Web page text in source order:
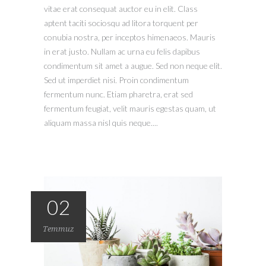
vitae erat consequat auctor eu in elit. Class
aptent taciti sociosqu ad litora torquent per
conubia nostra, per inceptos himenaeos. Mauris
in erat justo. Nullam ac urna eu felis dapibus
condimentum sit amet a augue. Sed non neque elit.
Sed ut imperdiet nisi. Proin condimentum
fermentum nunc. Etiam pharetra, erat sed
fermentum feugiat, velit mauris egestas quam, ut
aliquam massa nisl quis neque....
02
Temmuz